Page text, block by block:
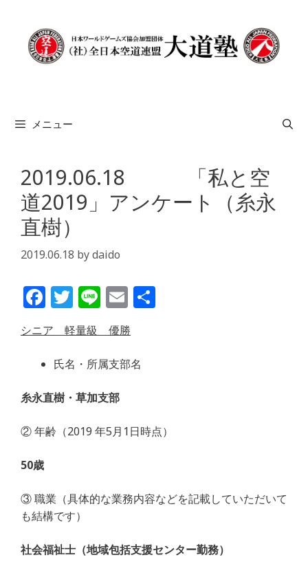
メニュー
2019.06.18 「私と空
道2019」アンケート（糸永
直樹）
2019.06.18 bydaido
F
a
c
e
b
o
o
T
w
itt
e
r
Li
n
e
E
m
ai
l
シニア 軽量級 優勝
氏名・所属支部名
糸永直樹・草加支部
② 年齢（2019 年5月1日時点）
50歳
③ 職業（具体的な業務内容などを記載していただいて
も結構です）
社会福祉士（地域包括支援センター勤務）